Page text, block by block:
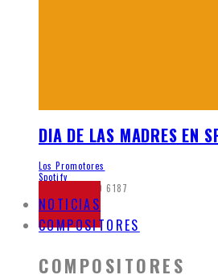
DIA DE LAS MADRES EN
Los Promotores
Spotify
mayo 26, 2020 6187
NOTICIAS
COMPOSITORES
COMPOSITORES